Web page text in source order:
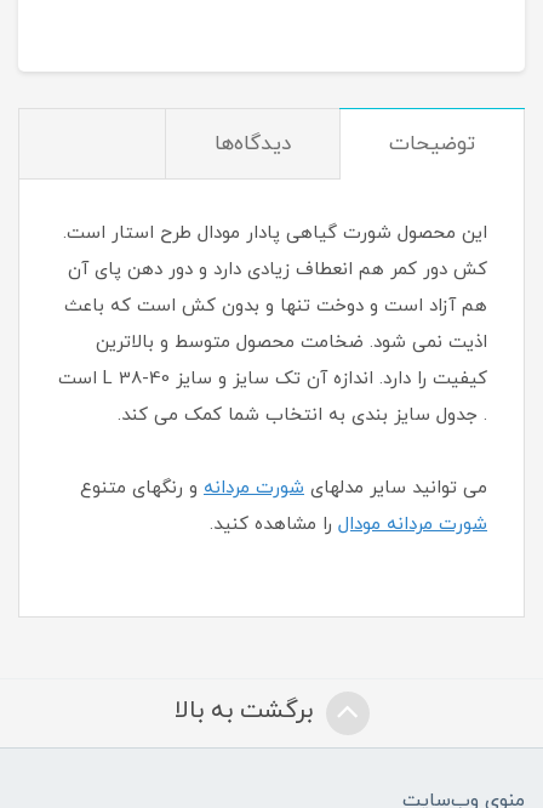
توضیحات دیدگاه‌ها
این محصول شورت گیاهی پادار مودال طرح استار است.
کش دور کمر هم انعطاف زیادی دارد و دور دهن پای آن
هم آزاد است و دوخت تنها و بدون کش است که باعث
اذیت نمی شود. ضخامت محصول متوسط و بالاترین
کیفیت را دارد. اندازه آن تک سایز و سایز L 38-40 است
. جدول سایز بندی به انتخاب شما کمک می کند.
می توانید سایر مدلهای شورت مردانه و رنگهای متنوع
شورت مردانه مودال را مشاهده کنید.
برگشت به بالا
منوی وب‌سایت